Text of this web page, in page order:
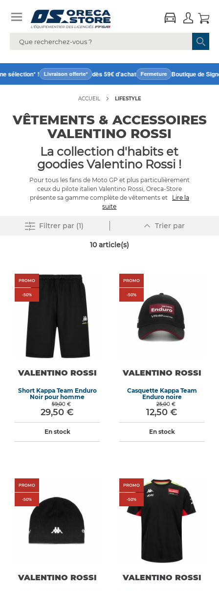
sélection* ! Livraison offerte* dès 59€ d'achat Fermeture Boutique de
ACCUEIL LIFESTYLE
VÊTEMENTS & ACCESSOIRES
VALENTINO ROSSI
La collection d'habits et
goodies Valentino Rossi !
Pour tous les fans de Moto GP et plus particulièrement
ceux du pilote italien Valentino Rossi, Oreca-Store
présente sa gamme complète de vêtements et
Lire la
suite
Supprimer tout
Filtrerpar (1) Trier par
ordre
10article(s)
PROMO
-50%
VALENTINO ROSSI
Short Kappa Team Enduro
Noir pour homme
59,00 €
29,50 €
En stock
PROMO
-50%
VALENTINO ROSSI
Casquette Kappa Team
Enduro noire
25,00 €
12,50 €
En stock
PROMO
-50%
VALENTINO ROSSI
PROMO
-50%
VALENTINO ROSSI